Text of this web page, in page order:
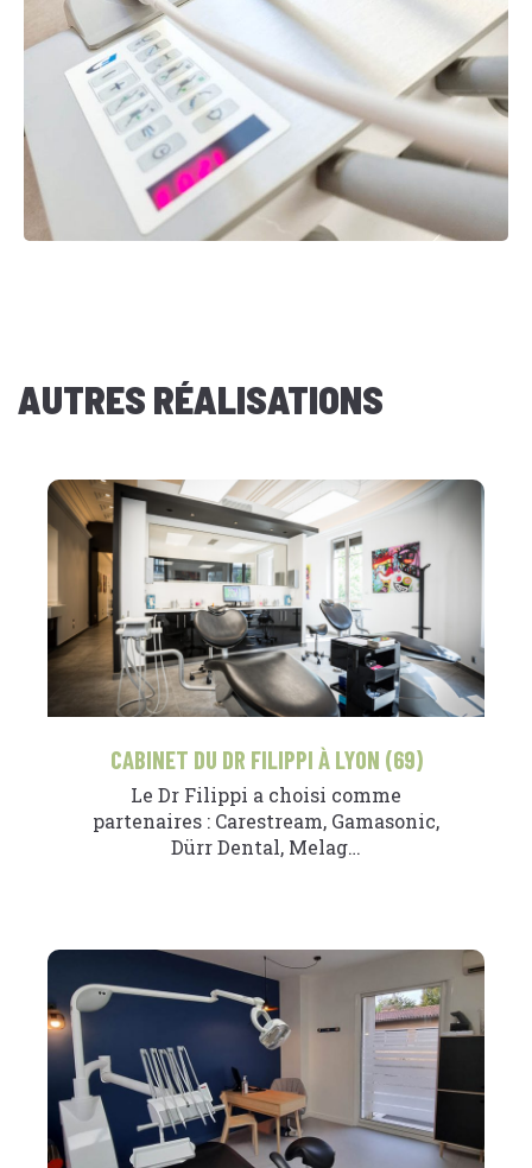
AUTRES RÉALISATIONS
CABINET DU DR FILIPPI À LYON (69)
Le Dr Filippi a choisi comme
partenaires : Carestream, Gamasonic,
Dürr Dental, Melag…